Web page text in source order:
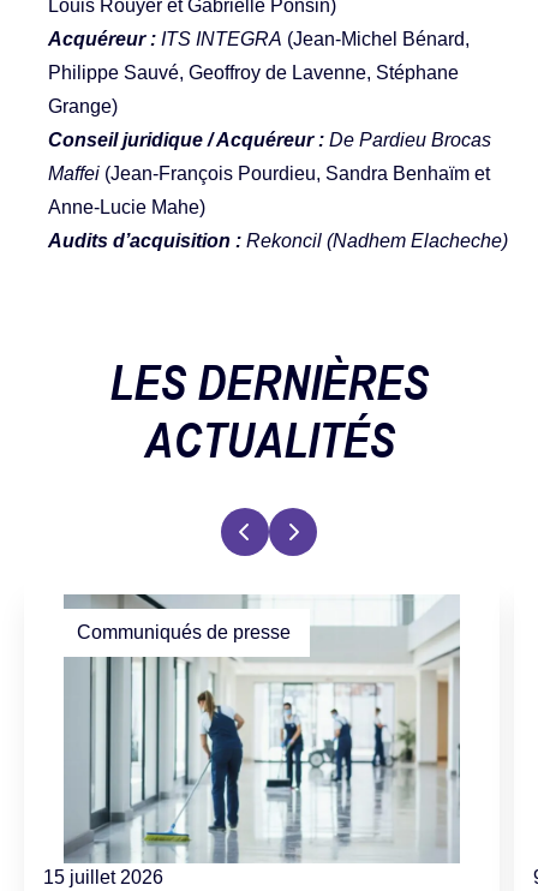
Louis Rouyer et Gabrielle Ponsin)
Acquéreur : ITS INTEGRA (Jean-Michel Bénard,
Philippe Sauvé, Geoffroy de Lavenne, Stéphane
Grange)
Conseil juridique / Acquéreur : De Pardieu Brocas
Maffei (Jean-François Pourdieu, Sandra Benhaïm et
Anne-Lucie Mahe)
Audits d’acquisition : Rekoncil (Nadhem Elacheche)
LES DERNIÈRES
ACTUALITÉS
Communiqués de presse
15 juillet 2026